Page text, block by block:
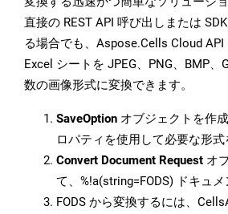
直接の REST API 呼び出しまたは
る場合でも、Aspose.Cells Cloud API
Excel シートを JPEG、PNG、BMP、
数の画像形式に変換できます。
SaveOption オブジェクトを作成
ロパティを使用して必要な形式
Convert Document Request オ
て、%!a(string=FODS) ドキュ
FODS から変換するには、